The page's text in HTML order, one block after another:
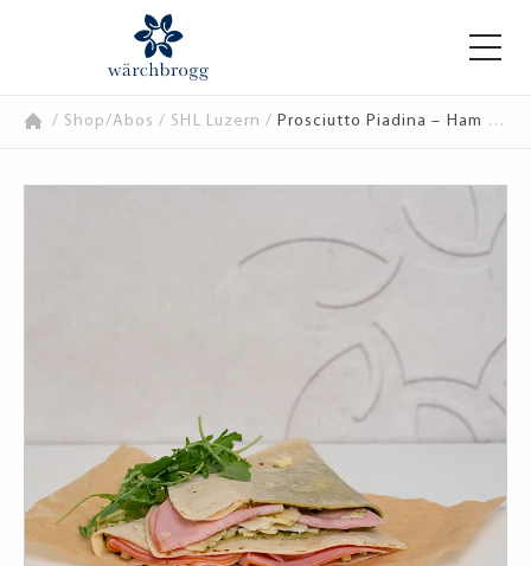
/ Shop/Abos / SHL Luzern / Prosciutto Piadina – Ham Piadina